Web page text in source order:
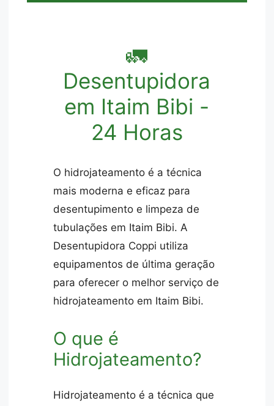
🚛
Desentupidora
em Itaim Bibi -
24 Horas
O hidrojateamento é a técnica
mais moderna e eficaz para
desentupimento e limpeza de
tubulações em Itaim Bibi. A
Desentupidora Coppi utiliza
equipamentos de última geração
para oferecer o melhor serviço de
hidrojateamento em Itaim Bibi.
O que é
Hidrojateamento?
Hidrojateamento é a técnica que